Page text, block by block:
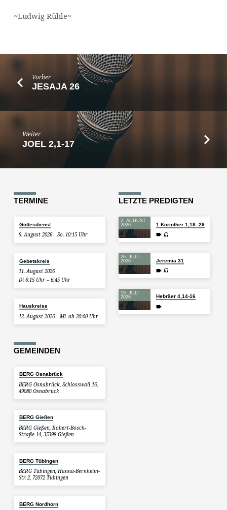
~Ludwig Rühle~
Vorher
JESAJA 26
Weiter
JOEL 2,1-17
TERMINE
Gottesdienst
9. August 2026 So. 10:15 Uhr
Gebetskreis
11. August 2026
Di 6:15 Uhr – 6:45 Uhr
Hauskreise
12. August 2026 Mi. ab 20:00 Uhr
LETZTE PREDIGTEN
2. AUGUST
2026
1.Korinther 1,18–29
26. JULI
2026
Jeremia 31
19. JULI
2026
Hebräer 4,14-16
GEMEINDEN
BERG Osnabrück
BERG Osnabrück, Schlosswall 16,
49080 Osnabrück
BERG Gießen
BERG Gießen, Robert-Bosch-
Straße 14, 35398 Gießen
BERG Tübingen
BERG Tübingen, Hanna-Bernheim-
Str. 2, 72072 Tübingen
BERG Nordhorn